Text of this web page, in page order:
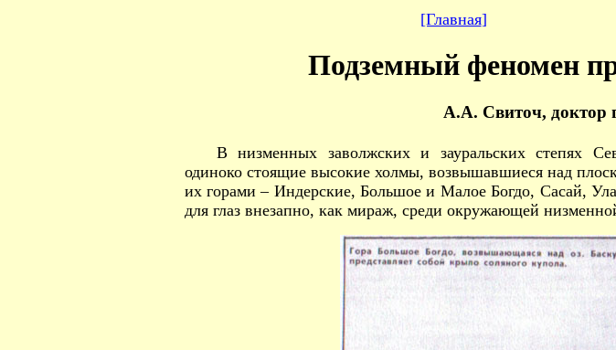
[Главная]
Подземный феномен
А.А. Свиточ, доктор
В низменных заволжских и зауральских степях
одиноко стоящие высокие холмы, возвышавшиеся над
их горами – Индерские, Большое и Малое Богдо, Сасай,
для глаз внезапно, как мираж, среди окружающей